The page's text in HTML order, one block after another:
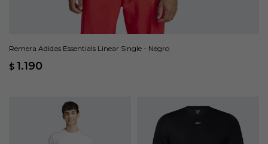
Remera Adidas Essentials Linear Single - Negro
$ 1.190